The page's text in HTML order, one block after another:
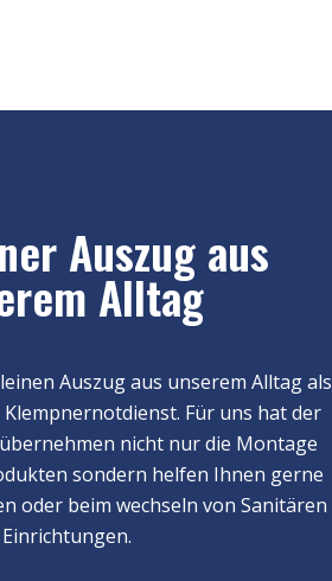
Auszug aus
Alltag
Auszug aus unserem Alltag als
Für uns hat der
nicht nur die Montage
sondern helfen Ihnen gerne
oder beim wechseln von Sanitären
Einrichtungen.